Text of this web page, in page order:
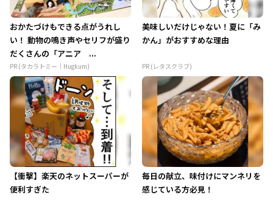
おかたづけもできる点がうれし
い！ 動物の鳴き声やセリフが盛り
だくさんの「アニア ...
PR (タカラトミー｜Hugkum)
美味しいだけじゃない！夏に「み
かん」がおすすめな理由
PR (レタスクラブ)
【衝撃】楽天のネットスーパーが
便利すぎた
毎日の献立、味付けにマンネリを
感じている方必見！